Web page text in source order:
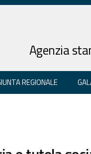
Agenzia
REGIONALE